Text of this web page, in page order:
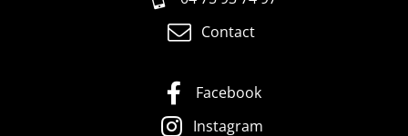
Contact
Facebook
Instagram